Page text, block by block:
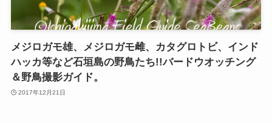
メジロガモ雄、メジロガモ雌、カタグロトビ、インド
ハッカ等など石垣島の野鳥たち!!バードウオッチング
＆野鳥撮影ガイド。
2017年12月21日